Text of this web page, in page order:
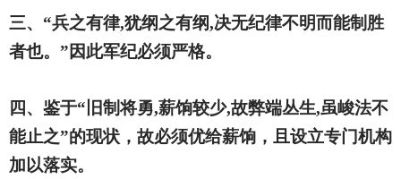
三、“兵之有律,犹纲之有纲,决无纪律不明而能制胜
者也。”因此军纪必须严格。
四、鉴于“旧制将勇,薪饷较少,故弊端丛生,虽峻法不
能止之”的现状，故必须优给薪饷，且设立专门机构
加以落实。